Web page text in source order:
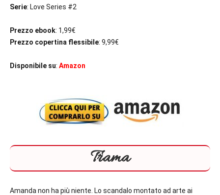
Serie: Love Series #2
Prezzo ebook: 1,99€
Prezzo copertina flessibile: 9,99€
Disponibile su: Amazon
Trama
Amanda non ha più niente. Lo scandalo montato ad arte ai